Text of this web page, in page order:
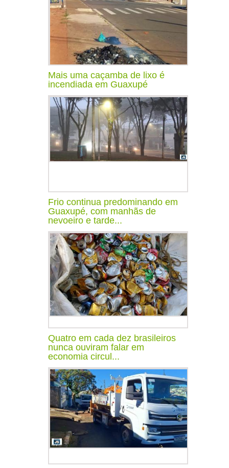
Mais uma caçamba de lixo é
incendiada em Guaxupé
Frio continua predominando em
Guaxupé, com manhãs de
nevoeiro e tarde...
Quatro em cada dez brasileiros
nunca ouviram falar em
economia circul...